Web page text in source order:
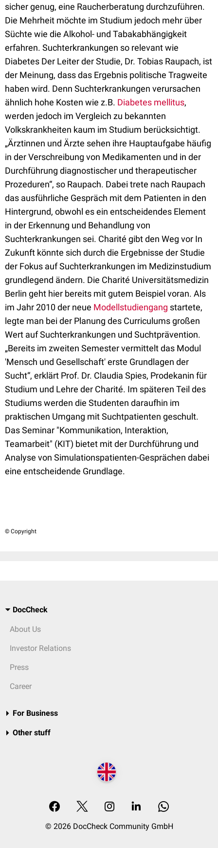
sicher genug, eine Raucherberatung durchzuführen.
Die Mehrheit möchte im Studium jedoch mehr über
Süchte wie die Alkohol- und Tabakabhängigkeit
erfahren. Suchterkrankungen so relevant wie
Diabetes Der Leiter der Studie, Dr. Tobias Raupach, ist
der Meinung, dass das Ergebnis politische Tragweite
haben wird. Denn Suchterkrankungen verursachen
ähnlich hohe Kosten wie z.B. Diabetes mellitus,
werden jedoch im Vergleich zu bekannten
Volkskrankheiten kaum im Studium berücksichtigt.
„Ärztinnen und Ärzte sehen ihre Hauptaufgabe häufig
in der Verschreibung von Medikamenten und in der
Durchführung diagnostischer und therapeutischer
Prozeduren“, so Raupach. Dabei trete nach Raupach
das ausführliche Gespräch mit dem Patienten in den
Hintergrund, obwohl es ein entscheidendes Element
in der Erkennung und Behandlung von
Suchterkrankungen sei. Charité gibt den Weg vor In
Zukunft könnte sich durch die Ergebnisse der Studie
der Fokus auf Suchterkrankungen im Medizinstudium
grundlegend ändern. Die Charité Universitätsmedizin
Berlin geht hier bereits mit gutem Beispiel voran. Als
im Jahr 2010 der neue Modellstudiengang startete,
legte man bei der Planung des Curriculums großen
Wert auf Suchterkrankungen und Suchtprävention.
„Bereits im zweiten Semester vermittelt das Modul
'Mensch und Gesellschaft' erste Grundlagen der
Sucht“, erklärt Prof. Dr. Claudia Spies, Prodekanin für
Studium und Lehre der Charité. Im späteren Teil des
Studiums werden die Studenten daraufhin im
praktischen Umgang mit Suchtpatienten geschult.
Das Seminar "Kommunikation, Interaktion,
Teamarbeit" (KIT) bietet mit der Durchführung und
Analyse von Simulationspatienten-Gesprächen dabei
eine entscheidende Grundlage.
© Copyright
DocCheck
About Us
Investor Relations
Press
Career
For Business
Other stuff
© 2026 DocCheck Community GmbH